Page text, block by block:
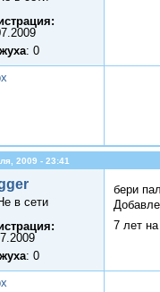
: 0
2009 - 23:41
в сети
: 0
бери
7 лет